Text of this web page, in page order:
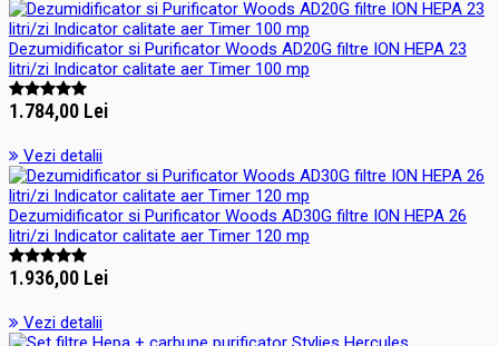
Dezumidificator si Purificator Woods AD20G filtre ION HEPA 23
litri/zi Indicator calitate aer Timer 100 mp
1.784,00 Lei
Vezi detalii
Dezumidificator si Purificator Woods AD30G filtre ION HEPA 26
litri/zi Indicator calitate aer Timer 120 mp
1.936,00 Lei
Vezi detalii